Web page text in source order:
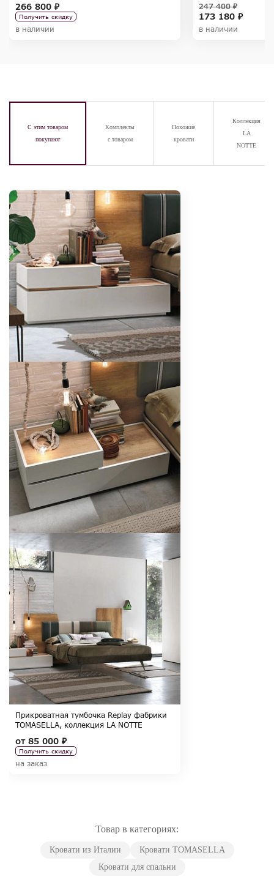
266 800 ₽
Получить скидку
в наличии
173 180 ₽
247 400 ₽
в наличии
С этим товаром
покупают
Комплекты
с товаром
Похожие
кровати
Коллекция
LA
NOTTE
Прикроватная тумбочка Replay фабрики
TOMASELLA, коллекция LA NOTTE
от85 000 ₽
Получить скидку
на заказ
Товар в категориях:
Кровати из Италии
Кровати TOMASELLA
Кровати для спальни